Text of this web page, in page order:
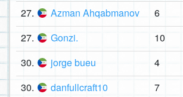
27. Azman Ahqabmanov 6
27. Gonzi. 10
30. jorge bueu 4
30. danfullcraft10 7